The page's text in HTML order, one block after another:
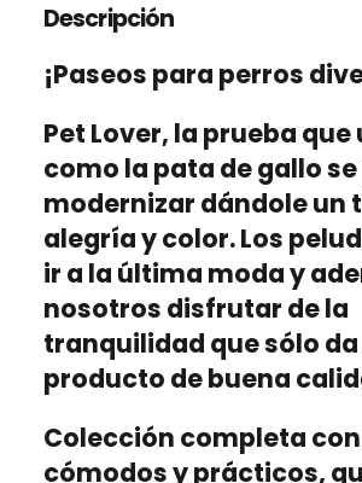
Descripción
¡Paseos para perros
Pet Lover, la prueba
como la pata de gallo
modernizar dándole un
alegría y color. Los
ir a la última moda y
nosotros disfrutar de la
tranquilidad que sólo da
producto de buena
Colección completa
cómodos y prácticos,